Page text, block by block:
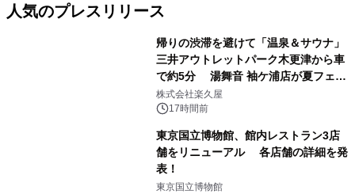
人気のプレスリリース
帰りの渋滞を避けて「温泉＆サウナ」
三井アウトレットパーク木更津から車
で約5分 湯舞音 袖ケ浦店が夏フェア
メニューを提供
株式会社楽久屋
17時間前
東京国立博物館、館内レストラン3店
舗をリニューアル 各店舗の詳細を発
表！
東京国立博物館